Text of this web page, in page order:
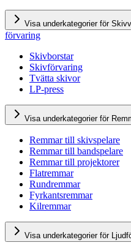
Visa underkategorier för
förvaring
Skivborstar
Skivförvaring
Tvätta skivor
LP-press
Visa underkategorier för
Remmar till skivspelare
Remmar till bandspelare
Remmar till projektorer
Flatremmar
Rundremmar
Fyrkantsremmar
Kilremmar
Visa underkategorier för